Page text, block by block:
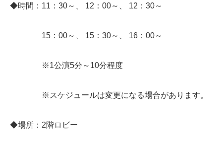
◆時間：11：30～、 12：00～、 12：30～
15：00～、 15：30～、 16：00～
※1公演5分～10分程度
※スケジュールは変更になる場合があります。
◆場所：2階ロビー